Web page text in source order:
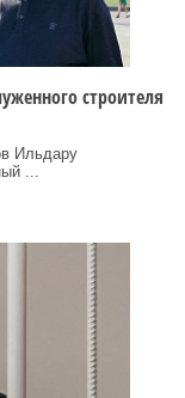
строителя
Ильдару
...